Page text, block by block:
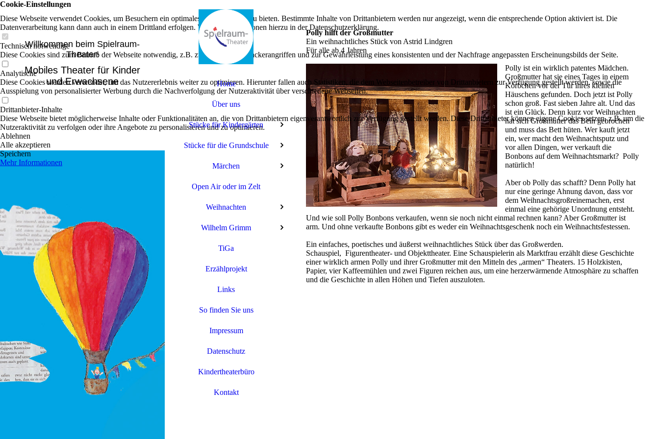
Willkommen beim Spielraum-
Theater!
Mobiles Theater für Kinder
und Erwachsene
Home
Über uns
Stücke für Kindergärten
Stücke für die Grundschule
Märchen
Open Air oder im Zelt
Weihnachten
Wilhelm Grimm
TiGa
Erzählprojekt
Links
So finden Sie uns
Impressum
Datenschutz
Kindertheaterbüro
Kontakt
Polly hilft der Großmutter
Ein weihnachtliches Stück von Astrid Lindgren
Für alle ab 4 Jahren
Polly ist ein wirklich patentes Mädchen.
Großmutter hat sie eines Tages in einem
Körbchen vor der Tür ihres kleinen
Häuschens gefunden. Doch jetzt ist Polly
schon groß. Fast sieben Jahre alt. Und das
ist ein Glück. Denn kurz vor Weihnachten
hat sich Großmutter das Bein gebrochen
und muss das Bett hüten. Wer kauft jetzt
ein, wer macht den Weihnachtsputz und
vor allen Dingen, wer verkauft die
Bonbons auf dem Weihnachtsmarkt? Polly
natürlich!
Aber ob Polly das schafft? Denn Polly hat
nur eine geringe Ahnung davon, dass vor
dem Weihnachtsgroßreinemachen, erst
einmal eine gehörige Unordnung entsteht.
Und wie soll Polly Bonbons verkaufen, wenn sie noch nicht einmal rechnen kann? Aber Großmutter ist
arm. Und ohne verkaufte Bonbons gibt es weder ein Weihnachtsgeschenk noch ein Weihnachtsfestessen.
Ein einfaches, poetisches und äußerst weihnachtliches Stück über das Großwerden.
Schauspiel, Figurentheater- und Objekttheater. Eine Schauspielerin als Marktfrau erzählt diese Geschichte
einer wirklich armen Polly und ihrer Großmutter mit den Mitteln des „armen“ Theaters. 15 Holzkisten,
Papier, vier Kaffeemühlen und zwei Figuren reichen aus, um eine herzerwärmende Atmosphäre zu schaffen
und die Geschichte in allen Höhen und Tiefen auszuloten.
Cookie-Einstellungen
Diese Webseite verwendet Cookies, um Besuchern ein optimales Nutzererlebnis zu bieten. Bestimmte Inhalte von Drittanbietern werden nur angezeigt, wenn die entsprechende Option aktiviert ist. Die
Datenverarbeitung kann dann auch in einem Drittland erfolgen. Weitere Informationen hierzu in der Datenschutzerklärung.
Technisch notwendige
Diese Cookies sind zum Betrieb der Webseite notwendig, z.B. zum Schutz vor Hackerangriffen und zur Gewährleistung eines konsistenten und der Nachfrage angepassten Erscheinungsbilds der Seite.
Analytische
Diese Cookies werden verwendet, um das Nutzererlebnis weiter zu optimieren. Hierunter fallen auch Statistiken, die dem Webseitenbetreiber von Drittanbietern zur Verfügung gestellt werden, sowie die
Ausspielung von personalisierter Werbung durch die Nachverfolgung der Nutzeraktivität über verschiedene Webseiten.
Drittanbieter-Inhalte
Diese Webseite bietet möglicherweise Inhalte oder Funktionalitäten an, die von Drittanbietern eigenverantwortlich zur Verfügung gestellt werden. Diese Drittanbieter können eigene Cookies setzen, z.B. um die
Nutzeraktivität zu verfolgen oder ihre Angebote zu personalisieren und zu optimieren.
Ablehnen
Alle akzeptieren
Speichern
Mehr Informationen